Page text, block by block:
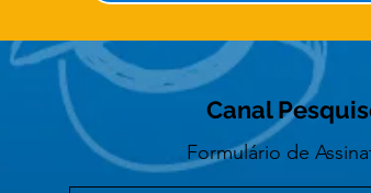
Canal
Formulário de